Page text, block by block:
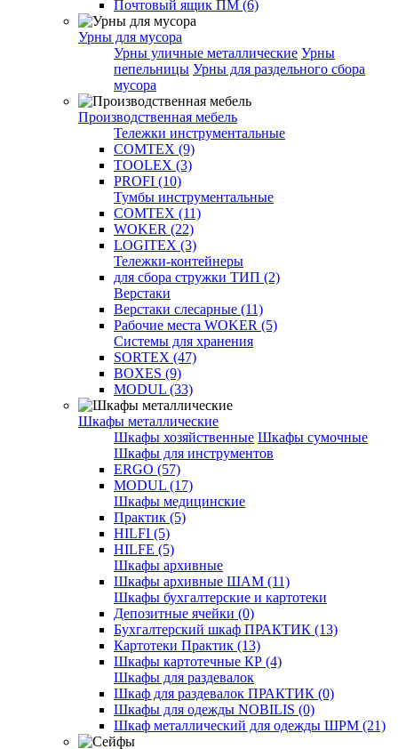
Почтовый ящик ПМ (6)
Урны для мусора
Урны уличные металлические Урны
пепельницы Урны для раздельного сбора
мусора
Производственная мебель
Тележки инструментальные
COMTEX (9)
TOOLEX (3)
PROFI (10)
Тумбы инструментальные
COMTEX (11)
WOKER (22)
LOGITEX (3)
Тележки-контейнеры
для сбора стружки ТИП (2)
Верстаки
Верстаки слесарные (11)
Рабочие места WOKER (5)
Системы для хранения
SORTEX (47)
BOXES (9)
MODUL (33)
Шкафы металлические
Шкафы хозяйственные Шкафы сумочные
Шкафы для инструментов
ERGO (57)
MODUL (17)
Шкафы медицинские
Практик (5)
HILFI (5)
HILFE (5)
Шкафы архивные
Шкафы архивные ШАМ (11)
Шкафы бухгалтерские и картотеки
Депозитные ячейки (0)
Бухгалтерский шкаф ПРАКТИК (13)
Картотеки Практик (13)
Шкафы картотечные КР (4)
Шкафы для раздевалок
Шкаф для раздевалок ПРАКТИК (0)
Шкафы для одежды NOBILIS (0)
Шкаф металлический для одежды ШРМ (21)